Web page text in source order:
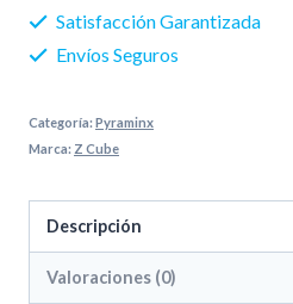
Satisfacción Garantizada
Envíos Seguros
Categoría:Pyraminx
Marca: Z Cube
Descripción
Valoraciones (0)